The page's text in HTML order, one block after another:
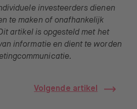
investeerders dienen
te maken of onafhankelijk
artikel is opgesteld met het
informatie en dient te worden
Volgende artikel